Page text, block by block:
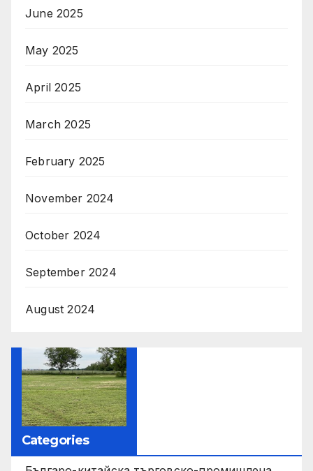
June 2025
May 2025
April 2025
March 2025
February 2025
November 2024
October 2024
September 2024
August 2024
Categories